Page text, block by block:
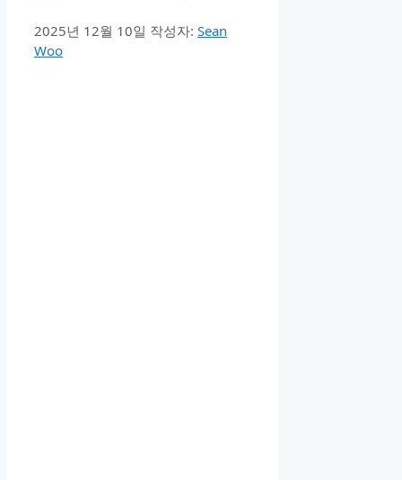
2025년 12월 10일 작성자: Sean
Woo